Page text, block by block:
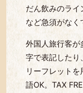
だん飲みのラ
など急須がなく
外国人旅行客が
字で表記したり
リーフレット
語OK。TAX